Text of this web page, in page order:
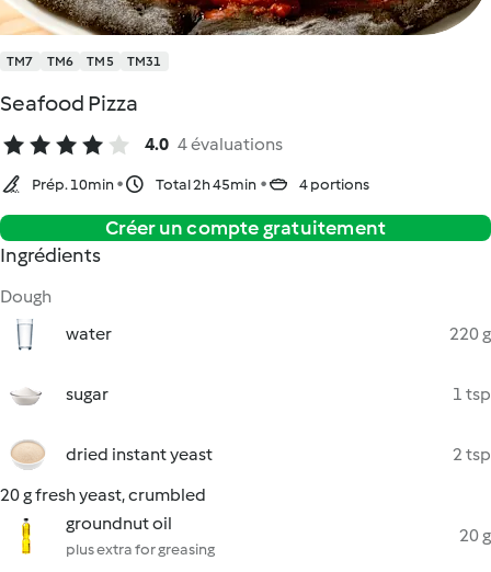
TM7 TM6 TM5 TM31
Seafood Pizza
4.0 4 évaluations
Prép. 10min Total 2h 45min 4 portions
Créer un compte gratuitement
Ingrédients
Dough
water
220 g
sugar 1 tsp
dried instant yeast
2 tsp
20 g fresh yeast, crumbled
groundnut oil
plus extra for greasing
20 g